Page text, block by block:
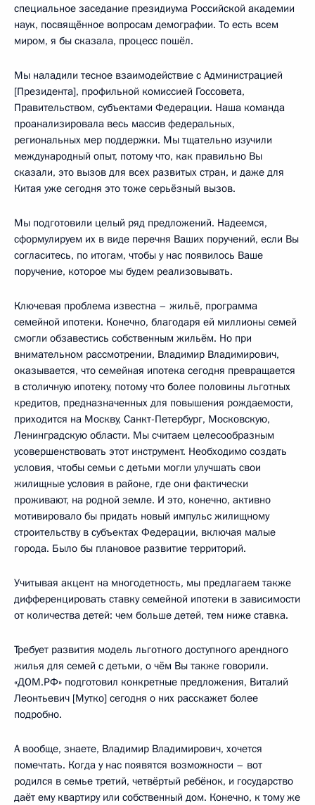
специальное заседание президиума Российской академии
наук, посвящённое вопросам демографии. То есть всем
миром, я бы сказала, процесс пошёл.
Мы наладили тесное взаимодействие с Администрацией
[Президента], профильной комиссией Госсовета,
Правительством, субъектами Федерации. Наша команда
проанализировала весь массив федеральных,
региональных мер поддержки. Мы тщательно изучили
международный опыт, потому что, как правильно Вы
сказали, это вызов для всех развитых стран, и даже для
Китая уже сегодня это тоже серьёзный вызов.
Мы подготовили целый ряд предложений. Надеемся,
сформулируем их в виде перечня Ваших поручений, если Вы
согласитесь, по итогам, чтобы у нас появилось Ваше
поручение, которое мы будем реализовывать.
Ключевая проблема известна – жильё, программа
семейной ипотеки. Конечно, благодаря ей миллионы семей
смогли обзавестись собственным жильём. Но при
внимательном рассмотрении, Владимир Владимирович,
оказывается, что семейная ипотека сегодня превращается
в столичную ипотеку, потому что более половины льготных
кредитов, предназначенных для повышения рождаемости,
приходится на Москву, Санкт-Петербург, Московскую,
Ленинградскую области. Мы считаем целесообразным
усовершенствовать этот инструмент. Необходимо создать
условия, чтобы семьи с детьми могли улучшать свои
жилищные условия в районе, где они фактически
проживают, на родной земле. И это, конечно, активно
мотивировало бы придать новый импульс жилищному
строительству в субъектах Федерации, включая малые
города. Было бы плановое развитие территорий.
Учитывая акцент на многодетность, мы предлагаем также
дифференцировать ставку семейной ипотеки в зависимости
от количества детей: чем больше детей, тем ниже ставка.
Требует развития модель льготного доступного арендного
жилья для семей с детьми, о чём Вы также говорили.
«ДОМ.РФ» подготовил конкретные предложения, Виталий
Леонтьевич [Мутко] сегодня о них расскажет более
подробно.
А вообще, знаете, Владимир Владимирович, хочется
помечтать. Когда у нас появятся возможности – вот
родился в семье третий, четвёртый ребёнок, и государство
даёт ему квартиру или собственный дом. Конечно, к тому же